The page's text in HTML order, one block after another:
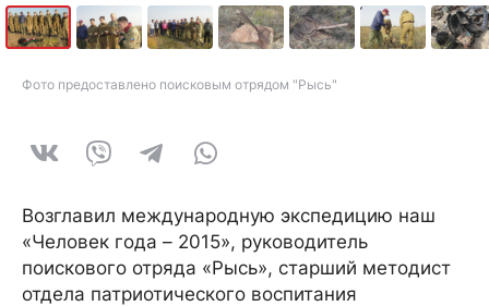
Фото предоставлено поисковым отрядом "Рысь"
Возглавил международную экспедицию наш
«Человек года – 2015», руководитель
поискового отряда «Рысь», старший методист
отдела патриотического воспитания